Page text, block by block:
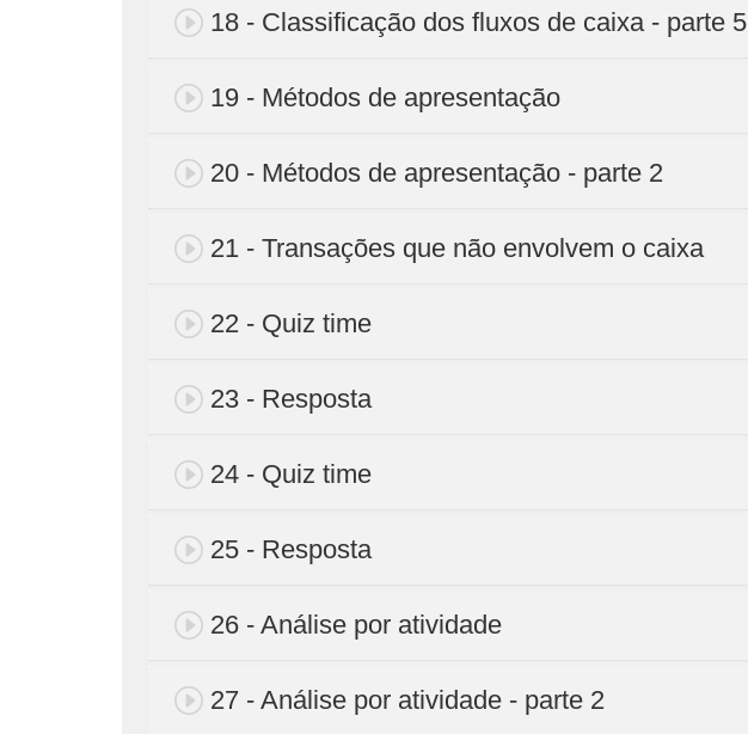
18 - Classificação dos fluxos de caixa - parte 5
19 - Métodos de apresentação
20 - Métodos de apresentação - parte 2
21 - Transações que não envolvem o caixa
22 - Quiz time
23 - Resposta
24 - Quiz time
25 - Resposta
26 - Análise por atividade
27 - Análise por atividade - parte 2